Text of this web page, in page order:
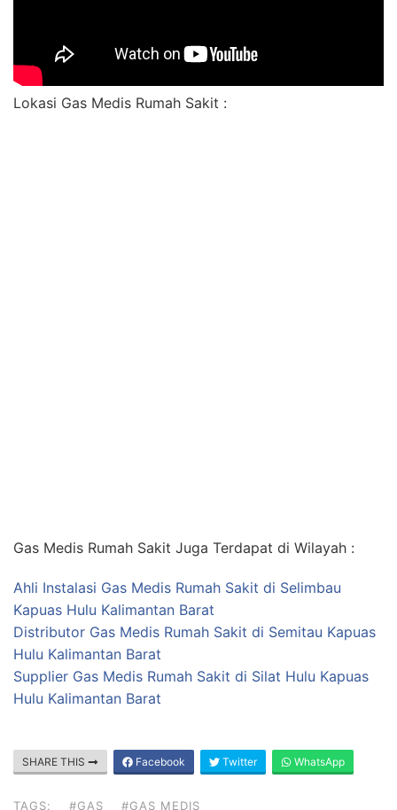
Lokasi Gas Medis Rumah Sakit :
Gas Medis Rumah Sakit Juga Terdapat di Wilayah :
Ahli Instalasi Gas Medis Rumah Sakit di Selimbau
Kapuas Hulu Kalimantan Barat
Distributor Gas Medis Rumah Sakit di Semitau Kapuas
Hulu Kalimantan Barat
Supplier Gas Medis Rumah Sakit di Silat Hulu Kapuas
Hulu Kalimantan Barat
SHARE THIS Facebook Twitter WhatsApp
TAGS: #GAS #GAS MEDIS